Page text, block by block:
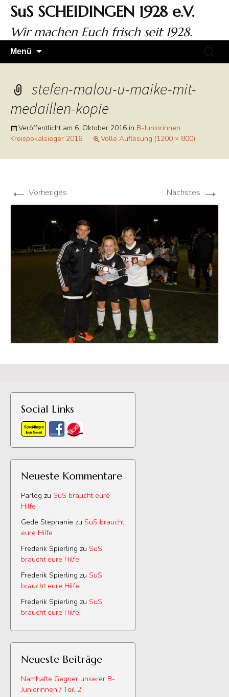
Zum
Inhalt
springen
SuS SCHEIDINGEN 1928 e.V.
Wir machen Euch frisch seit 1928.
Menü
stefen-malou-u-maike-mit-
medaillen-kopie
Veröffentlicht am 6. Oktober 2016 in B-Juniorinnen
Kreispokalsieger 2016
Volle Auflösung (1200 × 800)
← Vorheriges Nächstes →
Social Links
Neueste Kommentare
Parlog zu SuS braucht eure
Hilfe
Gede Stephanie zu SuS braucht
eure Hilfe
Frederik Spierling zu SuS
braucht eure Hilfe
Frederik Spierling zu SuS
braucht eure Hilfe
Frederik Spierling zu SuS
braucht eure Hilfe
Neueste Beiträge
Namhafte Gegner unserer B-
Juniorinnen / Teil 2